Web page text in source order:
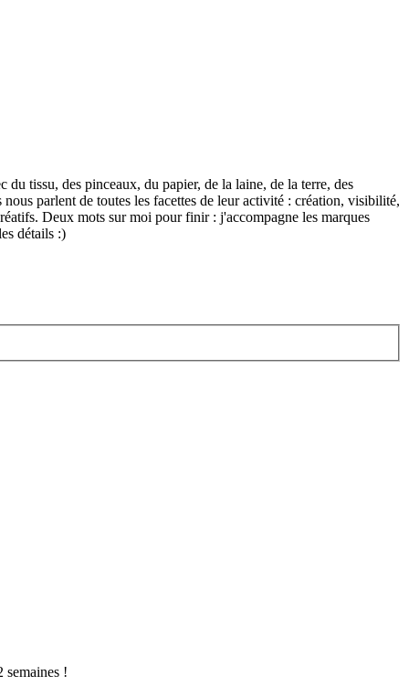
tissu, des pinceaux, du papier, de la laine, de la terre, des
parlent de toutes les facettes de leur activité : création, visibilité,
Deux mots sur moi pour finir : j'accompagne les marques
détails :)
semaines !